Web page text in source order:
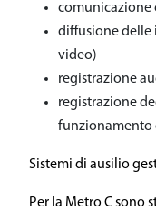
comunicazione
diffusione delle
video)
registrazione
registrazione
funzionamento
Sistemi di ausilio
Per la Metro C sono